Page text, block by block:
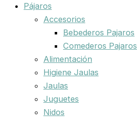
Pájaros
Accesorios
Bebederos Pajaros
Comederos Pajaros
Alimentación
Higiene Jaulas
Jaulas
Juguetes
Nidos